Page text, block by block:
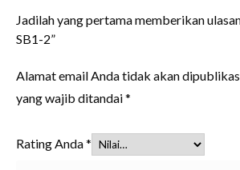
Jadilah yang pertama memberikan
SB1-2”
Alamat email Anda tidak akan
yang wajib ditandai*
Rating Anda*